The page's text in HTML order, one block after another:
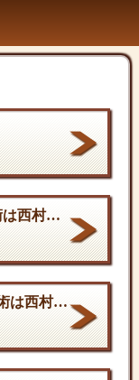
交通事故のケガ 交通事故施術は西村ひでき接骨院
感謝！ 6周年！ 交通事故施術は西村ひでき接骨院